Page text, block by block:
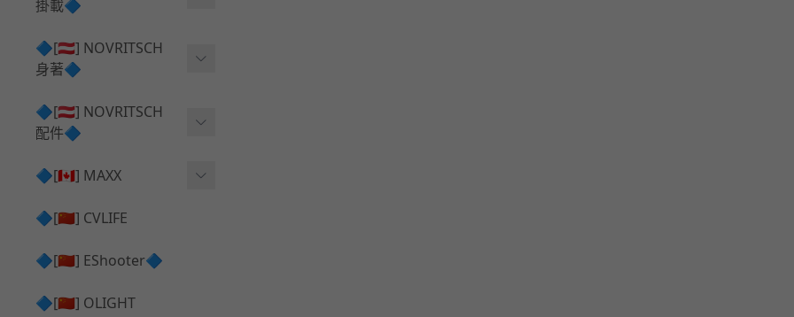
兜帽 ⧸ Hood
手持 裝備 ⧸ 偽裝
披肩 ⧸ Shoulder Piece
onie
掛載🔷
AR ⧸ DMR 彈匣用
SMG ⧸ SSR90 彈匣用
腰包 ⧸ 萬用包
HPA 氣瓶袋 ⧸ 水袋包
手槍 彈匣用
🔷[🇦🇹] NOVRITSCH
身著🔷
闊邊帽 ⧸ Boonie Hat
戰術背心+前掛 ⧸ Plate Car
rier+Flap
tlebelt
護目鏡 ⧸ 除霧器
腰帶 ⧸ 腿掛
🔷[🇦🇹] NOVRITSCH
配件🔷
✅ 快拔槍套 ⧸ 槍背帶
✅ 槍架 ⧸ 訓練靶具 ⧸ 工具
🔷[🇨🇦] MAXX
AEG 活塞頭 ⧸ AEG Piston
HOP座 ⧸ HOP-UP
競速扳機 ⧸ Speed Trigger
🔷[🇨🇳] CVLIFE
🔷[🇨🇳] EShooter🔷
🔷[🇨🇳] OLIGHT